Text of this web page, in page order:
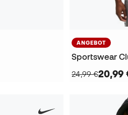
ANGEBOT
Sportswear
24,99 €20,99